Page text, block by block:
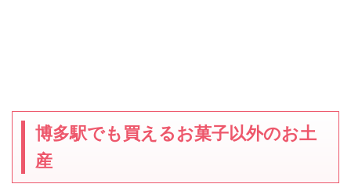
博多駅でも買えるお菓子以外のお土
産